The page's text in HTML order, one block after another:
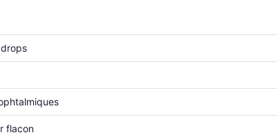
flacon